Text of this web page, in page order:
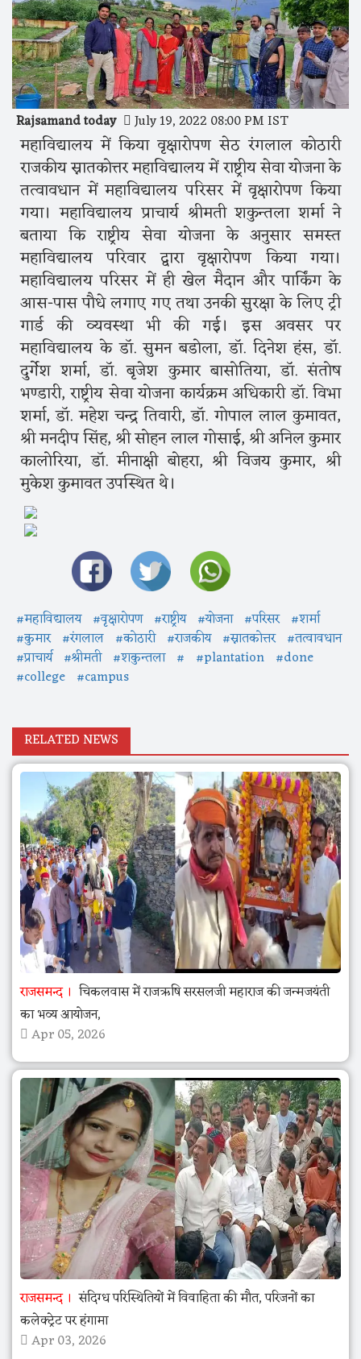
Rajsamand today July 19, 2022 08:00 PM IST
महाविद्यालय में किया वृक्षारोपण सेठ रंगलाल कोठारी
राजकीय स्नातकोत्तर महाविद्यालय में राष्ट्रीय सेवा योजना के
तत्वावधान में महाविद्यालय परिसर में वृक्षारोपण किया
गया। महाविद्यालय प्राचार्य श्रीमती शकुन्तला शर्मा ने
बताया कि राष्ट्रीय सेवा योजना के अनुसार समस्त
महाविद्यालय परिवार द्वारा वृक्षारोपण किया गया।
महाविद्यालय परिसर में ही खेल मैदान और पार्किंग के
आस-पास पौधे लगाए गए तथा उनकी सुरक्षा के लिए ट्री
गार्ड की व्यवस्था भी की गई। इस अवसर पर
महाविद्यालय के डॉ. सुमन बडोला, डॉ. दिनेश हंस, डॉ.
दुर्गेश शर्मा, डॉ. बृजेश कुमार बासोतिया, डॉ. संतोष
भण्डारी, राष्ट्रीय सेवा योजना कार्यक्रम अधिकारी डॉ. विभा
शर्मा, डॉ. महेश चन्द्र तिवारी, डॉ. गोपाल लाल कुमावत,
श्री मनदीप सिंह, श्री सोहन लाल गोसाई, श्री अनिल कुमार
कालोरिया, डॉ. मीनाक्षी बोहरा, श्री विजय कुमार, श्री
मुकेश कुमावत उपस्थित थे।
#महाविद्यालय #वृक्षारोपण #राष्ट्रीय #योजना #परिसर #शर्मा
#कुमार #रंगलाल #कोठारी #राजकीय #स्नातकोत्तर #तत्वावधान
#प्राचार्य #श्रीमती #शकुन्तला # #plantation #done
#college #campus
RELATED NEWS
राजसमन्द
चिकलवास में राजऋषि सरसलजी महाराज की जन्मजयंती
का भव्य आयोजन,
Apr 05, 2026
राजसमन्द
संदिग्ध परिस्थितियों में विवाहिता की मौत, परिजनों का
कलेक्ट्रेट पर हंगामा
Apr 03, 2026